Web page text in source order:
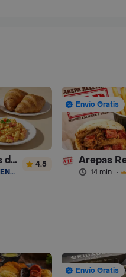
Desayunos de la Abuela
ENVÍO GRATIS
4.5
Envío Gratis
14 min ·
Envío Gratis